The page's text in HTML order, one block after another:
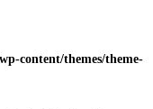
content/themes/theme-